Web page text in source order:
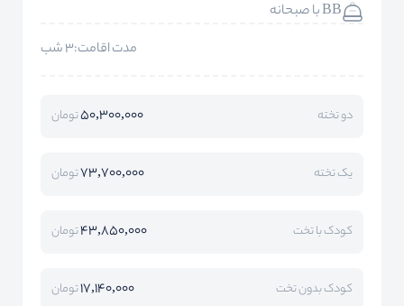
BB با صبحانه
مدت اقامت:3 شب
دو تخته 50,300,000تومان
یک تخته 73,700,000تومان
کودک با تخت 43,850,000تومان
کودک بدون تخت 17,140,000تومان